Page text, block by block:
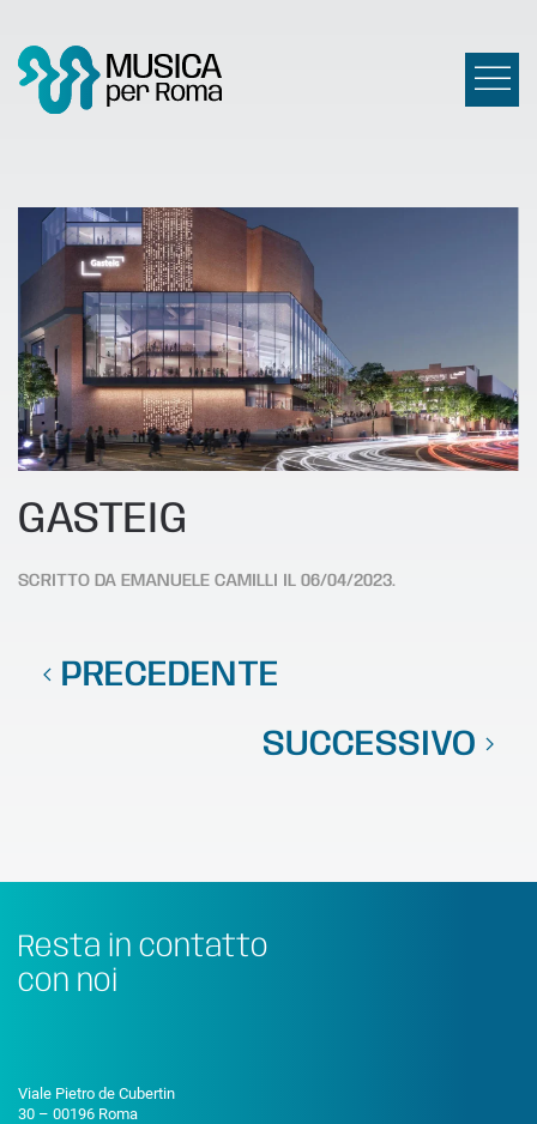
GASTEIG
SCRITTO DA EMANUELE CAMILLI IL 06/04/2023.
PRECEDENTE
SUCCESSIVO
Resta in contatto
con noi
Viale Pietro de Cubertin
30 – 00196 Roma